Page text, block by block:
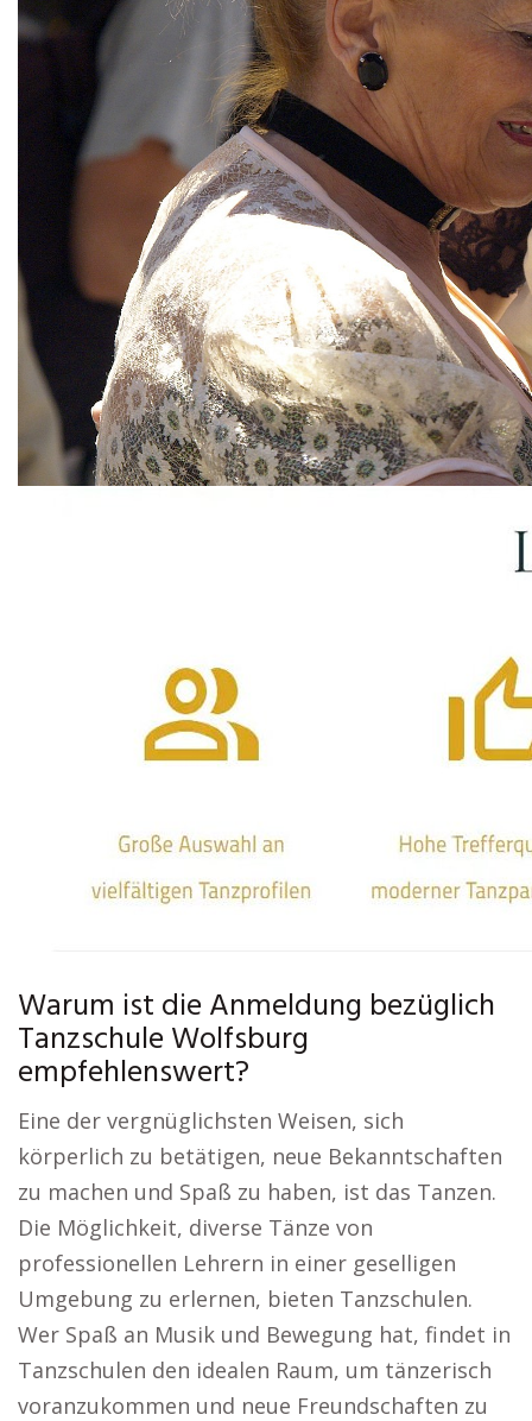
Warum ist die Anmeldung bezüglich
Tanzschule Wolfsburg
empfehlenswert?
Eine der vergnüglichsten Weisen, sich
körperlich zu betätigen, neue Bekanntschaften
zu machen und Spaß zu haben, ist das Tanzen.
Die Möglichkeit, diverse Tänze von
professionellen Lehrern in einer geselligen
Umgebung zu erlernen, bieten Tanzschulen.
Wer Spaß an Musik und Bewegung hat, findet in
Tanzschulen den idealen Raum, um tänzerisch
voranzukommen und neue Freundschaften zu